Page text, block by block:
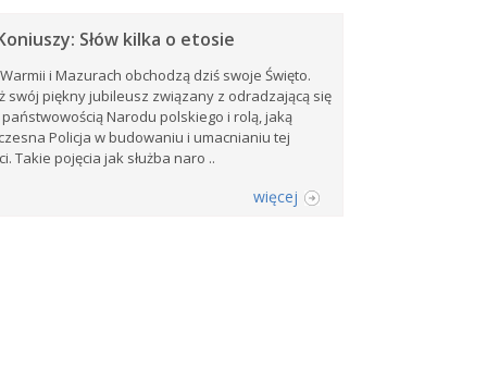
Słów kilka o etosie
i Mazurach obchodzą dziś swoje Święto.
swój piękny jubileusz związany z odradzającą się
Narodu polskiego i rolą, jaką
Policja w budowaniu i umacnianiu tej
Takie pojęcia jak służba naro ..
więcej